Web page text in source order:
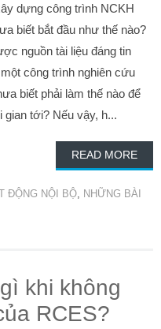
dựng công trình NCKH
biết bắt đầu như thế nào?
nguồn tài liệu đáng tin
công trình nghiên cứu
biết phải làm thế nào để
tới? Nếu vậy, h...
READ MORE
ĐỘNG NỘI BỘ
NHỮNG BÀI
khi không
RCES?